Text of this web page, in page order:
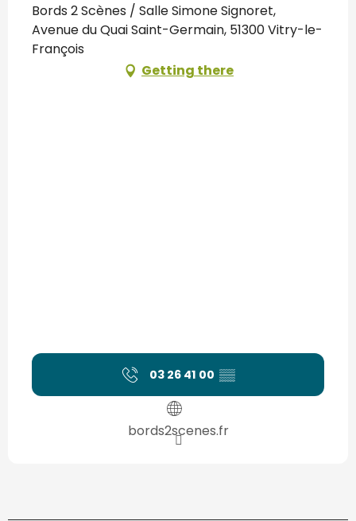
Bords 2 Scènes / Salle Simone Signoret,
Avenue du Quai Saint-Germain, 51300 Vitry-le-
François
Getting there
03 26 41 00 ▒▒
bords2scenes.fr